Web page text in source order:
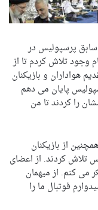
سابق پرسپولیس در
وجود تلاش کردم تا از
هواداران و بازیکنان
پایان می دهم
را کردند تا من
از بازیکنان
تلاش کردند. از اعضای
می کنم. از میهمان
فوتبال ما را